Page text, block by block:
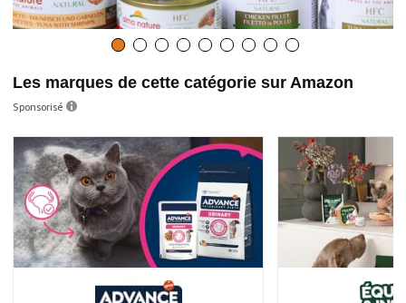
Les marques de cette catégorie sur Amazon
Sponsorisé